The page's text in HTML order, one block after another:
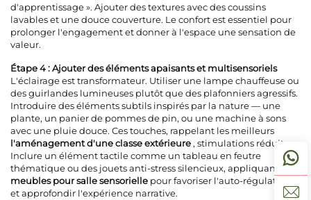
d'apprentissage ». Ajouter des textures avec des coussins
lavables et une douce couverture. Le confort est essentiel pour
prolonger l'engagement et donner à l'espace une sensation de
valeur.
Étape 4 : Ajouter des éléments apaisants et multisensoriels
L'éclairage est transformateur. Utiliser une lampe chauffeuse ou
des guirlandes lumineuses plutôt que des plafonniers agressifs.
Introduire des éléments subtils inspirés par la nature — une
plante, un panier de pommes de pin, ou une machine à sons
avec une pluie douce. Ces touches, rappelant les meilleurs
l'aménagement d'une classe extérieure, stimulations réduites.
Inclure un élément tactile comme un tableau en feutre
thématique ou des jouets anti-stress silencieux, appliquant
meubles pour salle sensorielle pour favoriser l'auto-régulation
et approfondir l'expérience narrative.